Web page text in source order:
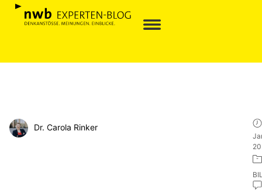
Dr. Carola Rinker